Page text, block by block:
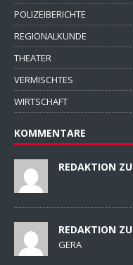
POLIZEIBERICHTE
REGIONALKUNDE
THEATER
VERMISCHTES
WIRTSCHAFT
KOMMENTARE
REDAKTION ZU
REDAKTION ZU
GERA